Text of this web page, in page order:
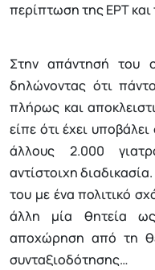
περίπτωση της ΕΡΤ και
Στην απάντησή του
δηλώνοντας ότι
πλήρως και
είπε ότι έχει
άλλους 2.000
αντίστοιχη
του με ένα πολιτικό
άλλη μία θητεία
αποχώρηση από τη
συνταξιοδότησης…